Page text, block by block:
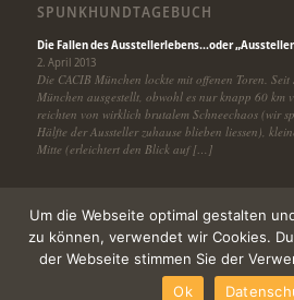
SPUNKHUNDTAGEBUCH
Die Fallen des Ausstellerlebens…oder
2. April 2013
Die CACIB München lockte mit offenen Toren.
München ausgestellt, obwohl es nur knapp 60 km
reichten von wirklich brutalem Schneechaos (wir
Hälfte der Aussteller zuhause blieben liessen),
Mitte (erleichtert den Blick auf […]
powered by Enfold
Um die Webseite optimal gestalten
zu können, verwendet wir Cookies.
der Webseite stimmen Sie der
Ok